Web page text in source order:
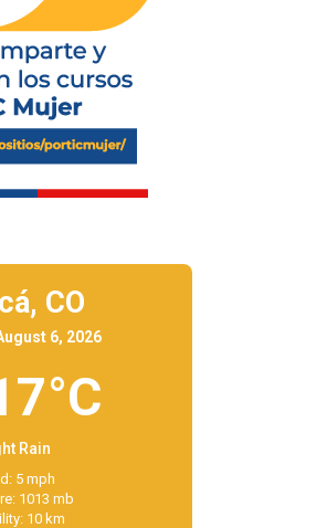
CO
6, 2026
Rain
5 mph
1013 mb
10 km